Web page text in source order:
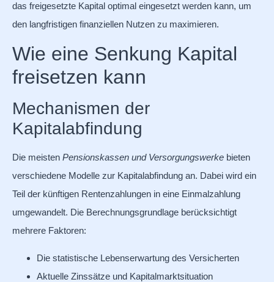
das freigesetzte Kapital optimal eingesetzt werden kann, um
den langfristigen finanziellen Nutzen zu maximieren.
Wie eine Senkung Kapital
freisetzen kann
Mechanismen der
Kapitalabfindung
Die meisten Pensionskassen und Versorgungswerke bieten
verschiedene Modelle zur Kapitalabfindung an. Dabei wird ein
Teil der künftigen Rentenzahlungen in eine Einmalzahlung
umgewandelt. Die Berechnungsgrundlage berücksichtigt
mehrere Faktoren:
Die statistische Lebenserwartung des Versicherten
Aktuelle Zinssätze und Kapitalmarktsituation